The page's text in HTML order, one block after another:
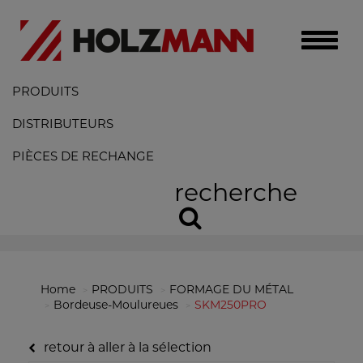
Toggle
PRODUITS
DISTRIBUTEURS
PIÈCES DE RECHANGE
recherche
Home PRODUITS
FORMAGE DU MÉTAL
Bordeuse-Moulureues
SKM250PRO
retour à aller à la sélection